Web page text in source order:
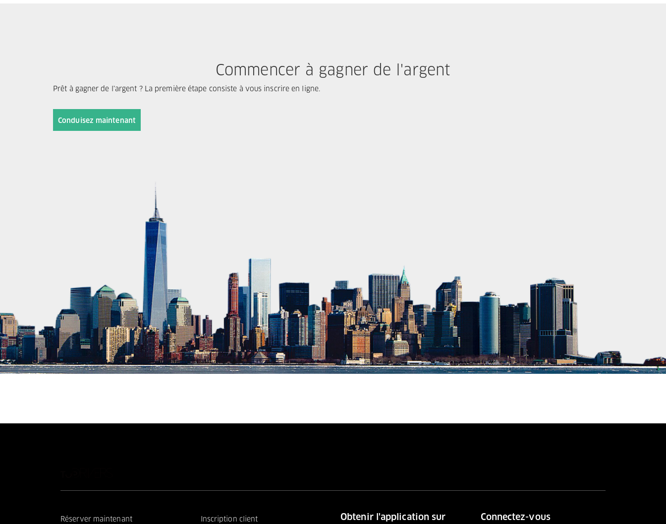
Commencer à gagner de l'argent
Prêt à gagner de l'argent ? La première étape consiste à vous inscrire en ligne.
Conduisez maintenant
Réserver maintenant Inscription client Obtenir l'application sur Connectez-vous